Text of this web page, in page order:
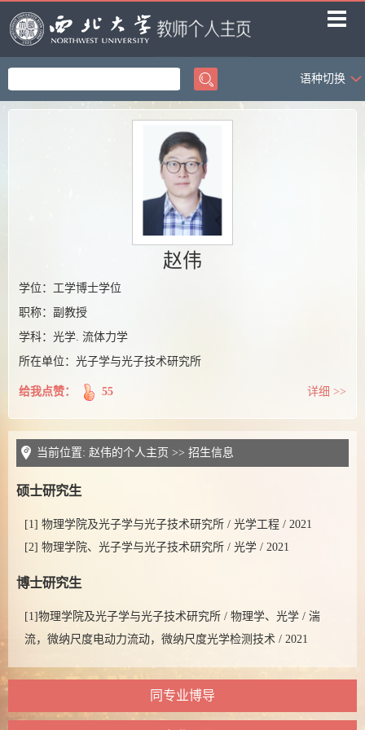
首页
语种切换
赵伟
学位：工学博士学位
职称：副教授
学科：光学. 流体力学
所在单位：光子学与光子技术研究所
给我点赞： 55 详细 >>
当前位置: 赵伟的个人主页 >> 招生信息
硕士研究生
[1] 物理学院及光子学与光子技术研究所 / 光学工程 / 2021
[2] 物理学院、光子学与光子技术研究所 / 光学 / 2021
博士研究生
[1]物理学院及光子学与光子技术研究所 / 物理学、光学 / 湍
流，微纳尺度电动力流动，微纳尺度光学检测技术 / 2021
同专业博导